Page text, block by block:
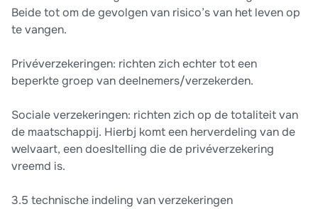
Beide tot om de gevolgen van risico’s van het leven op
te vangen.
Privéverzekeringen: richten zich echter tot een
beperkte groep van deelnemers/verzekerden.
Sociale verzekeringen: richten zich op de totaliteit van
de maatschappij. Hierbj komt een herverdeling van de
welvaart, een doesltelling die de privéverzekering
vreemd is.
3.5 technische indeling van verzekeringen